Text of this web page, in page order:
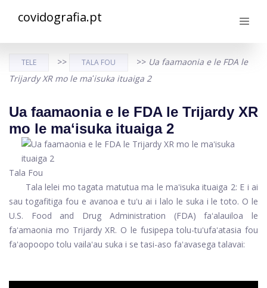
covidografia.pt
TELE >> TALA FOU >> Ua faamaonia e le FDA le
Trijardy XR mo le maʻisuka ituaiga 2
Ua faamaonia e le FDA le Trijardy XR
mo le maʻisuka ituaiga 2
Tala Fou
Tala lelei mo tagata matutua ma le maʻisuka ituaiga 2: E i ai
sau togafitiga fou e avanoa e tuʻu ai i lalo le suka i le toto. O le
U.S. Food and Drug Administration (FDA) faʻalauiloa le
faʻamaonia mo Trijardy XR. O le fusipepa tolu-tuʻufaʻatasia fou
faʻaopoopo tolu vailaʻau suka i se tasi-aso faʻavasega talavai: